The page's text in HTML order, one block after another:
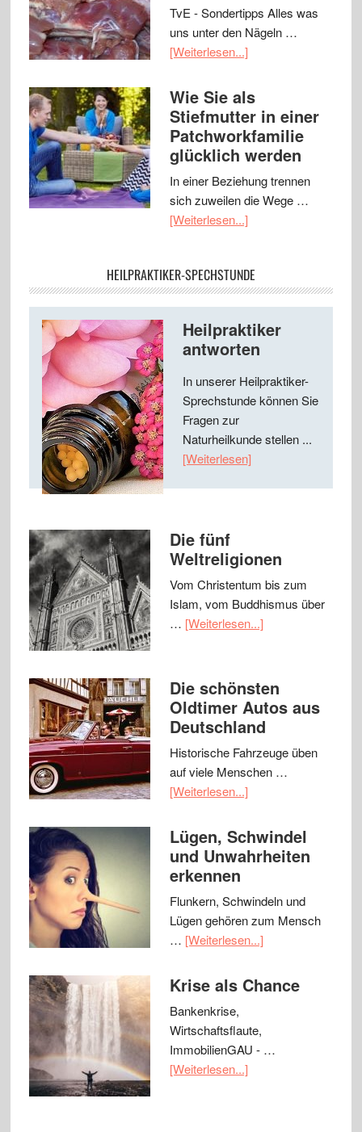
TvE - Sondertipps Alles was
uns unter den Nägeln …
[Weiterlesen...]
Wie Sie als
Stiefmutter in einer
Patchworkfamilie
glücklich werden
In einer Beziehung trennen
sich zuweilen die Wege …
[Weiterlesen...]
HEILPRAKTIKER-SPECHSTUNDE
Heilpraktiker
antworten
In unserer Heilpraktiker-
Sprechstunde können Sie
Fragen zur
Naturheilkunde stellen ...
[Weiterlesen]
Die fünf
Weltreligionen
Vom Christentum bis zum
Islam, vom Buddhismus über
… [Weiterlesen...]
Die schönsten
Oldtimer Autos aus
Deutschland
Historische Fahrzeuge üben
auf viele Menschen …
[Weiterlesen...]
Lügen, Schwindel
und Unwahrheiten
erkennen
Flunkern, Schwindeln und
Lügen gehören zum Mensch
… [Weiterlesen...]
Krise als Chance
Bankenkrise,
Wirtschaftsflaute,
ImmobilienGAU - …
[Weiterlesen...]